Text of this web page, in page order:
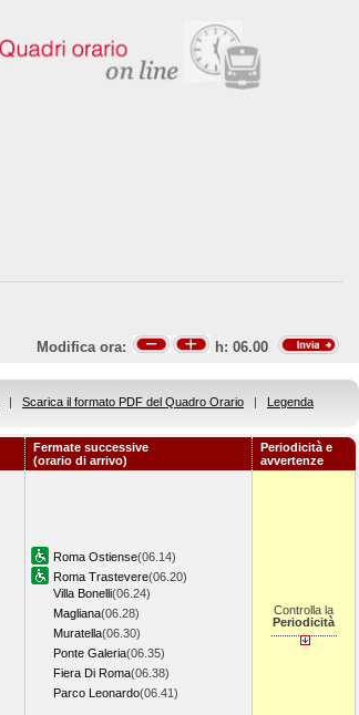
Modifica ora: h: 06.00
| Scarica il formato PDF del Quadro Orario | Legenda
Fermate successive
(orario di arrivo)
Periodicità e
avvertenze
Roma Ostiense(06.14)
Roma Trastevere(06.20)
Villa Bonelli(06.24)
Magliana(06.28)
Muratella(06.30)
Ponte Galeria(06.35)
Fiera Di Roma(06.38)
Parco Leonardo(06.41)
Controlla la
Periodicità